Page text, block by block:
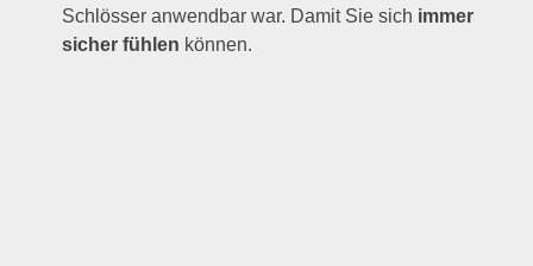
Schlösser anwendbar war. Damit Sie sich immer
sicher fühlen können.